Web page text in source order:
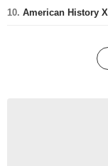
10. American History X